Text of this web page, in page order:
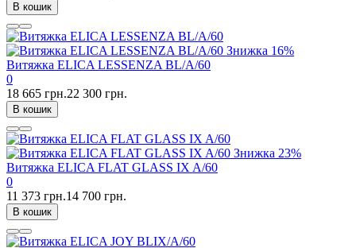
В кошик
Знижка 16%
Витяжка ELICA LESSENZA BL/A/60
0
18 665 грн.22 300 грн.
В кошик
Знижка 23%
Витяжка ELICA FLAT GLASS IX A/60
0
11 373 грн.14 700 грн.
В кошик